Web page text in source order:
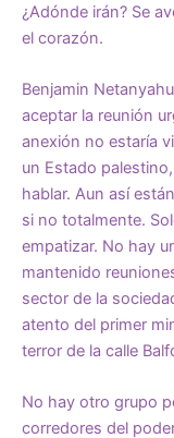
¿Adónde irán? Se
el corazón.
Benjamin
aceptar la reunión
anexión no estaría
un Estado
hablar. Aun así
si no totalmente.
empatizar. No hay
mantenido
sector de la
atento del primer
terror de la calle
No hay otro grupo
corredores del